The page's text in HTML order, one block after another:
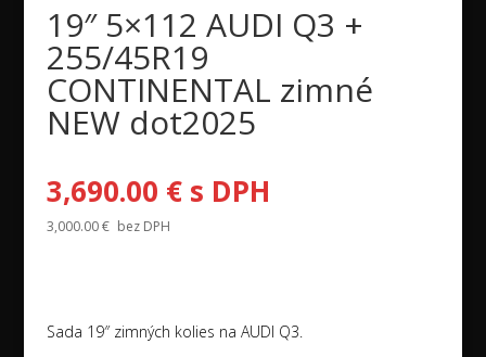
19″ 5×112 AUDI Q3 +
255/45R19
CONTINENTAL zimné
NEW dot2025
3,690.00 €s DPH
3,000.00€ bez DPH
Sada 19″ zimných kolies na AUDI Q3.